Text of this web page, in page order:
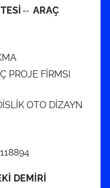
ARAÇ
PROJE FİRMSI
OTO DİZAYN
DEMİRİ